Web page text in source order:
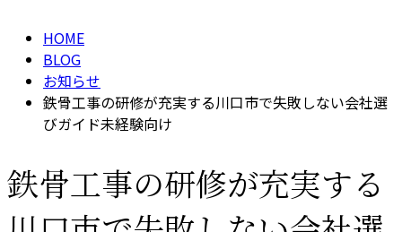
HOME
BLOG
お知らせ
鉄骨工事の研修が充実する川口市で失敗しない会社選
びガイド未経験向け
鉄骨工事の研修が充実する